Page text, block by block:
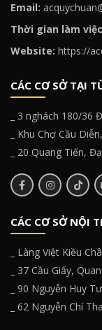
Email:
Thời gian làm
Website: https://
CÁC CƠ SỞ TẠI
_ 3 nghách 180/
_ Khu Chợ Cầu
_ 20 Quang Tiến,
CÁC CƠ SỞ NỘI
_ Làng Việt Kiều
_ 37 Cầu Giấy,
_ 90 Nguyễn Huy
_ 62 Nguyễn Chí